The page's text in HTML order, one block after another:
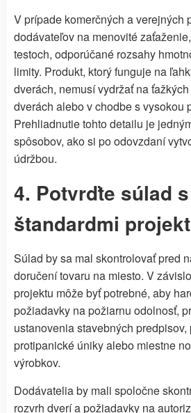
V prípade komerčných a verejných
dodávateľov na menovité
testoch, odporúčané rozsahy
limity. Produkt, ktorý funguje na
dverách, nemusí vydržať na
dverách alebo v chodbe s vysokou
Prehliadnutie tohto detailu je
spôsobov, ako si po odovzdaní
údržbou.
4. Potvrďte súlad
štandardmi
Súlad by sa mal skontrolovať pred
doručení tovaru na miesto. V
projektu môže byť potrebné, aby
požiadavky na požiarnu odolnosť,
ustanovenia stavebných
protipanické úniky alebo miestne
výrobkov.
Dodávatelia by mali spoločne
rozvrh dverí a požiadavky na